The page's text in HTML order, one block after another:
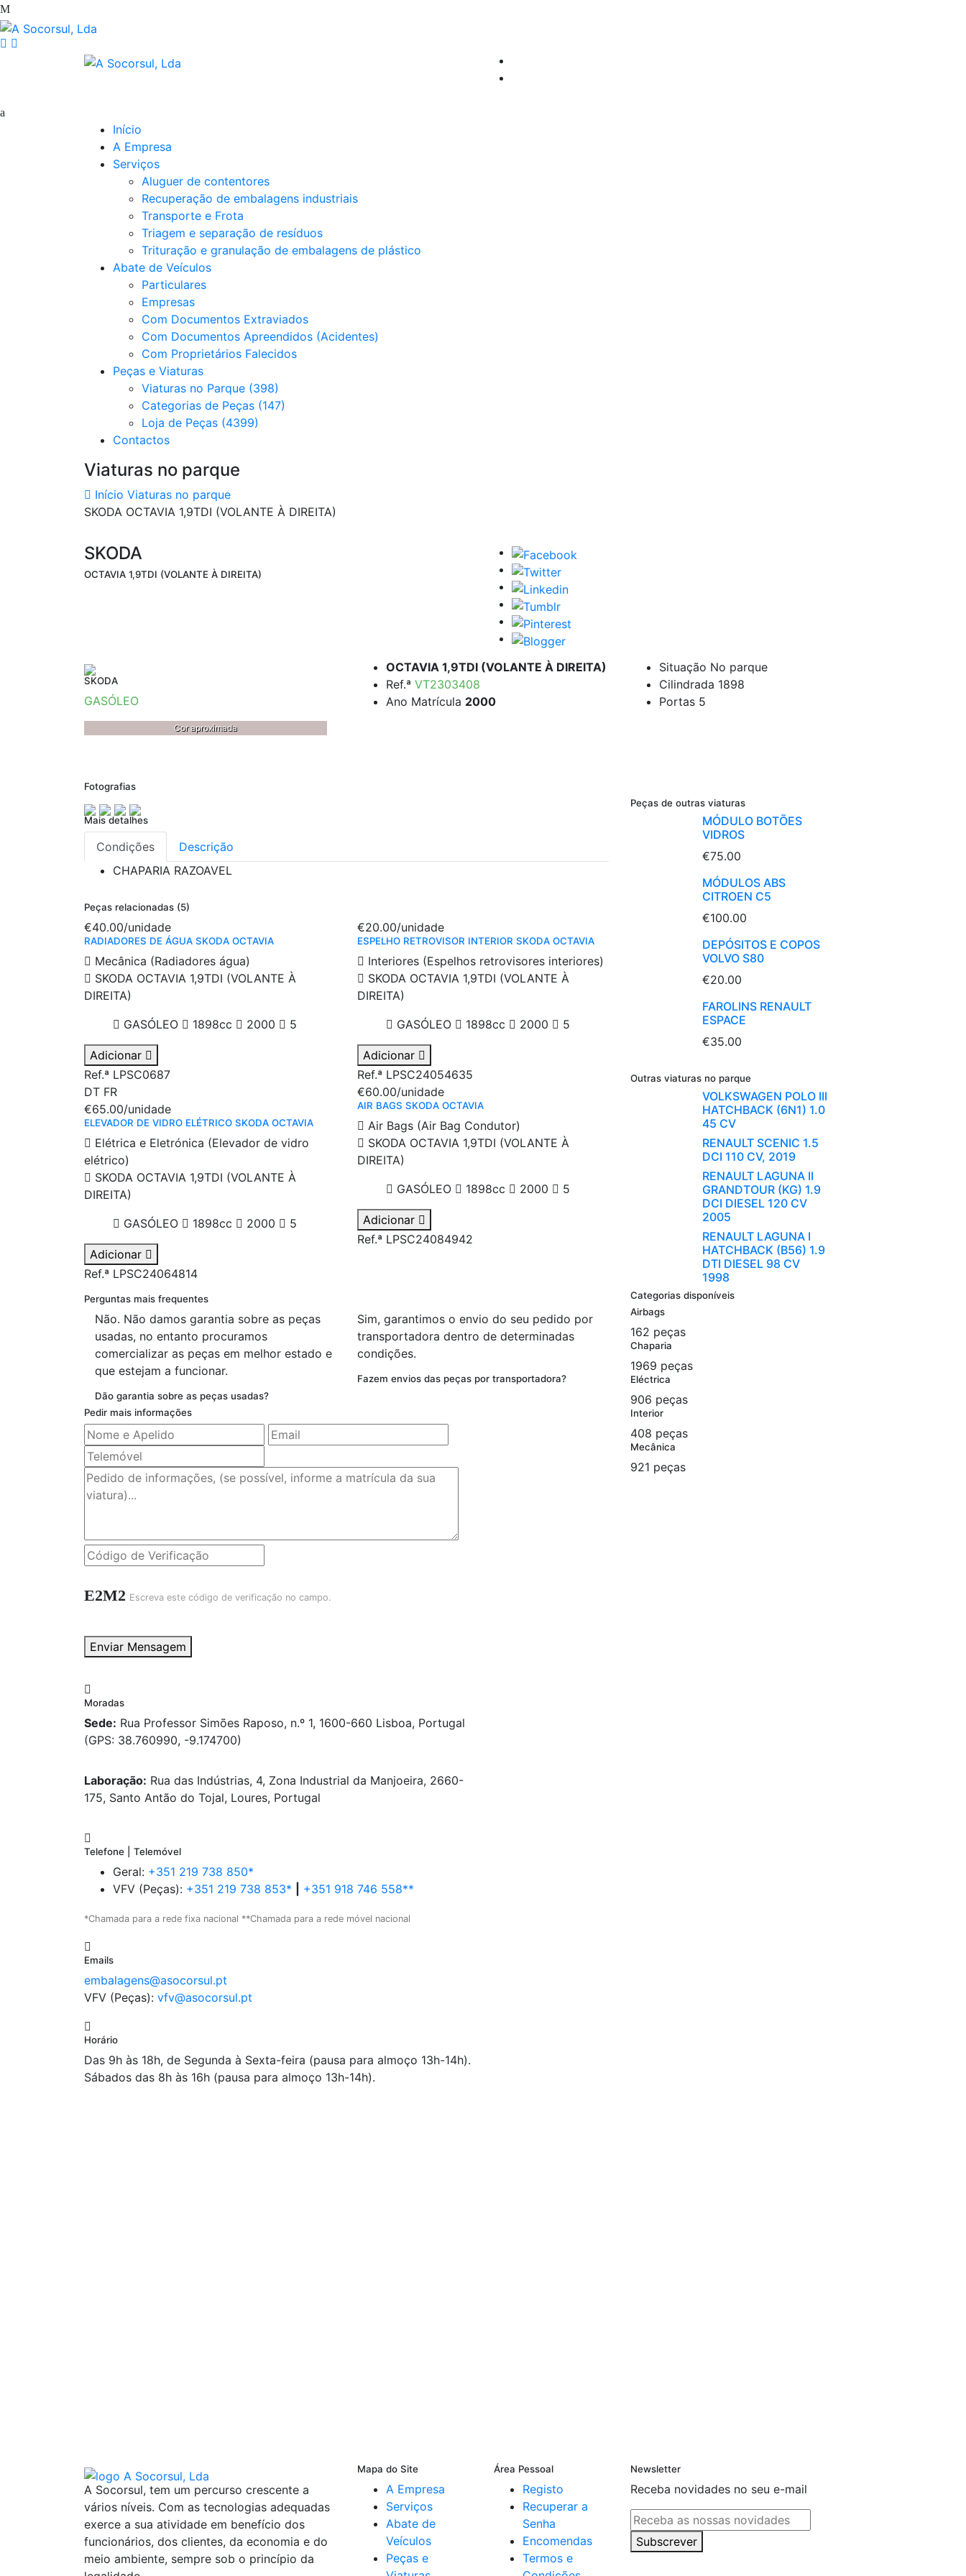
Início
A Empresa
Serviços
Aluguer de contentores
Recuperação de embalagens industriais
Transporte e Frota
Triagem e separação de resíduos
Trituração e granulação de embalagens de plástico
Abate de Veículos
Particulares
Empresas
Com Documentos Extraviados
Com Documentos Apreendidos (Acidentes)
Com Proprietários Falecidos
Peças e Viaturas
Viaturas no Parque (398)
Categorias de Peças (147)
Loja de Peças (4399)
Contactos
Viaturas no parque
Início Viaturas no parque
SKODA OCTAVIA 1,9TDI (VOLANTE À DIREITA)
SKODA
OCTAVIA 1,9TDI (VOLANTE À DIREITA)
SKODA
GASÓLEO
Cor aproximada
OCTAVIA 1,9TDI (VOLANTE À DIREITA)
Ref.ª VT2303408
Ano Matrícula 2000
Situação No parque
Cilindrada 1898
Portas 5
Fotografias
Mais detalhes
Condições
Descrição
CHAPARIA RAZOAVEL
Peças relacionadas (5)
€40.00/unidade
RADIADORES DE ÁGUA SKODA OCTAVIA
Mecânica (Radiadores água)
SKODA OCTAVIA 1,9TDI (VOLANTE À
DIREITA)
GASÓLEO
1898cc 2000 5
Adicionar
Ref.ª LPSC0687
€20.00/unidade
ESPELHO RETROVISOR INTERIOR SKODA OCTAVIA
Interiores (Espelhos retrovisores interiores)
SKODA OCTAVIA 1,9TDI (VOLANTE À
DIREITA)
GASÓLEO
1898cc 2000 5
Adicionar
Ref.ª LPSC24054635
DT FR
€65.00/unidade
ELEVADOR DE VIDRO ELÉTRICO SKODA OCTAVIA
Elétrica e Eletrónica (Elevador de vidro
elétrico)
SKODA OCTAVIA 1,9TDI (VOLANTE À
DIREITA)
GASÓLEO
1898cc 2000 5
Adicionar
Ref.ª LPSC24064814
€60.00/unidade
AIR BAGS SKODA OCTAVIA
Air Bags (Air Bag Condutor)
SKODA OCTAVIA 1,9TDI (VOLANTE À
DIREITA)
GASÓLEO
1898cc 2000 5
Adicionar
Ref.ª LPSC24084942
Perguntas mais frequentes
Não. Não damos garantia sobre as peças
usadas, no entanto procuramos
comercializar as peças em melhor estado e
que estejam a funcionar.
Dão garantia sobre as peças usadas?
Sim, garantimos o envio do seu pedido por
transportadora dentro de determinadas
condições.
Fazem envios das peças por transportadora?
Pedir mais informações
E2M2 Escreva este código de verificação no campo.
Enviar Mensagem
Peças de outras viaturas
MÓDULO BOTÕES
VIDROS
€75.00
MÓDULOS ABS
CITROEN C5
€100.00
DEPÓSITOS E COPOS
VOLVO S80
€20.00
FAROLINS RENAULT
ESPACE
€35.00
Outras viaturas no parque
VOLKSWAGEN POLO III
HATCHBACK (6N1) 1.0
45 CV
RENAULT SCENIC 1.5
DCI 110 CV, 2019
RENAULT LAGUNA II
GRANDTOUR (KG) 1.9
DCI DIESEL 120 CV
2005
RENAULT LAGUNA I
HATCHBACK (B56) 1.9
DTI DIESEL 98 CV
1998
Categorias disponíveis
Airbags
162 peças
Chaparia
1969 peças
Eléctrica
906 peças
Interior
408 peças
Mecânica
921 peças
Moradas
Sede: Rua Professor Simões Raposo, n.º 1, 1600-660 Lisboa, Portugal
(GPS: 38.760990, -9.174700)
Laboração: Rua das Indústrias, 4, Zona Industrial da Manjoeira, 2660-
175, Santo Antão do Tojal, Loures, Portugal
Telefone | Telemóvel
Geral: +351 219 738 850*
VFV (Peças): +351 219 738 853* +351 918 746 558**
*Chamada para a rede fixa nacional **Chamada para a rede móvel nacional
Emails
embalagens@asocorsul.pt
VFV (Peças): vfv@asocorsul.pt
Horário
Das 9h às 18h, de Segunda à Sexta-feira (pausa para almoço 13h-14h).
Sábados das 8h às 16h (pausa para almoço 13h-14h).
A Socorsul, tem um percurso crescente a
vários níveis. Com as tecnologias adequadas
exerce a sua atividade em benefício dos
funcionários, dos clientes, da economia e do
meio ambiente, sempre sob o princípio da
Mapa do Site
A Empresa
Serviços
Abate de
Veículos
Peças e
Área Pessoal
Registo
Recuperar a
Senha
Encomendas
Termos e
Newsletter
Receba novidades no seu e-mail
Subscrever